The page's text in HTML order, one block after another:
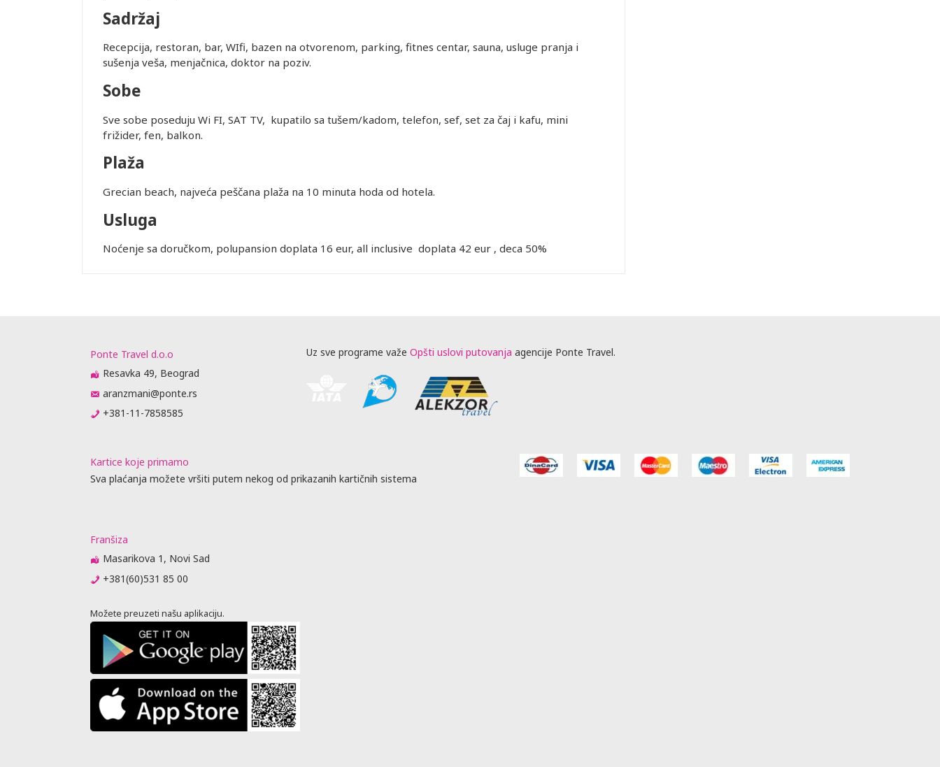
Sadržaj
Recepcija, restoran, bar, WIfi, bazen na otvorenom, parking, fitnes centar, sauna, usluge pranja i
sušenja veša, menjačnica, doktor na poziv.
Sobe
Sve sobe poseduju Wi FI, SAT TV, kupatilo sa tušem/kadom, telefon, sef, set za čaj i kafu, mini
frižider, fen, balkon.
Plaža
Grecian beach, najveća peščana plaža na 10 minuta hoda od hotela.
Usluga
Noćenje sa doručkom, polupansion doplata 16 eur, all inclusive doplata 42 eur , deca 50%
Ponte Travel d.o.o
Resavka 49, Beograd
aranzmani@ponte.rs
+381-11-7858585
Uz sve programe važe Opšti uslovi putovanja agencije Ponte Travel.
Kartice koje primamo
Sva plaćanja možete vršiti putem nekog od prikazanih kartičnih sistema
Franšiza
Masarikova 1, Novi Sad
+381(60)531 85 00
Možete preuzeti našu aplikaciju.